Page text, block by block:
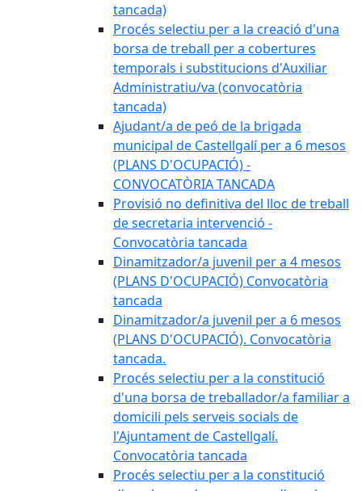
tancada)
Procés selectiu per a la creació d'una
borsa de treball per a cobertures
temporals i substitucions d'Auxiliar
Administratiu/va (convocatòria
tancada)
Ajudant/a de peó de la brigada
municipal de Castellgalí per a 6 mesos
(PLANS D'OCUPACIÓ) -
CONVOCATÒRIA TANCADA
Provisió no definitiva del lloc de treball
de secretaria intervenció -
Convocatòria tancada
Dinamitzador/a juvenil per a 4 mesos
(PLANS D'OCUPACIÓ) Convocatòria
tancada
Dinamitzador/a juvenil per a 6 mesos
(PLANS D'OCUPACIÓ). Convocatòria
tancada.
Procés selectiu per a la constitució
d'una borsa de treballador/a familiar a
domicili pels serveis socials de
l'Ajuntament de Castellgalí.
Convocatòria tancada
Procés selectiu per a la constitució